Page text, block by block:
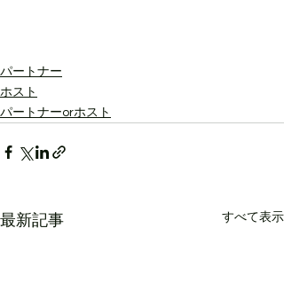
パートナー
ホスト
パートナーorホスト
最新記事 すべて表示